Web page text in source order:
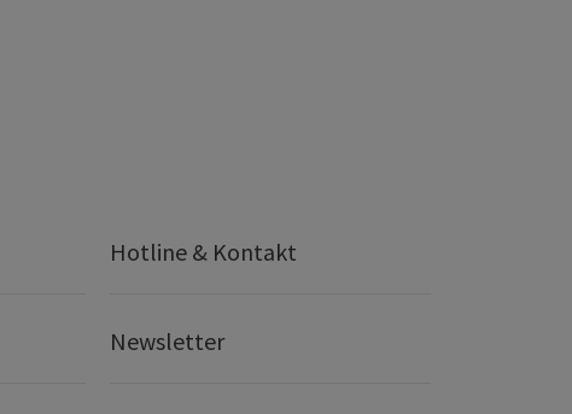
Hotline & Kontakt
Newsletter